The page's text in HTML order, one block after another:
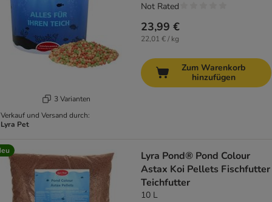
3 Varianten
Verkauf und Versand durch:
Lyra Pet
23,99 €
22,01 € / kg
Not Rated
Zum Warenkorb
hinzufügen
Lyra Pond® Pond Colour
Astax Koi Pellets Fischfutter
Teichfutter
10 L